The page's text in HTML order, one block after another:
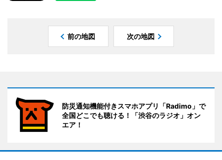
前の地図 次の地図
防災通知機能付きスマホアプリ「Radimo」で
全国どこでも聴ける！「渋谷のラジオ」オン
エア！